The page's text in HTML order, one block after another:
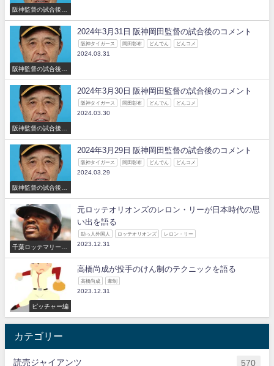
阪神監督の試合後の
阪神監督の試合後の
2024年3月31日 阪神岡田監督の試合後のコメント
阪神タイガース 岡田彰布 どんでん どんコメ
2024.03.31
阪神監督の試合後の
2024年3月30日 阪神岡田監督の試合後のコメント
阪神タイガース 岡田彰布 どんでん どんコメ
2024.03.30
阪神監督の試合後の
2024年3月29日 阪神岡田監督の試合後のコメント
阪神タイガース 岡田彰布 どんでん どんコメ
2024.03.29
千葉ロッテマリーン
元ロッテオリオンズのレロン・リーが日本時代の思
い出を語る
助っ人外国人 ロッテオリオンズ レロン・リー
2023.12.31
ピッチャー編
高橋尚成が投手のけん制のテクニックを語る
高橋尚成 牽制
2023.12.31
カテゴリー
読売ジャイアンツ 570